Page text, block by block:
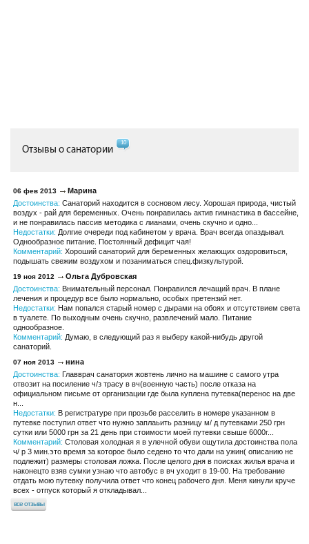
Отзывы о санатории
10
06 фев 2013
Марина
Достоинства: Санаторий находится в сосновом лесу. Хорошая природа, чистый
воздух - рай для беременных. Очень понравилась актив гимнастика в бассейне,
и не понравилась пассив методика с лианами, очень скучно и одно...
Недостатки: Долгие очереди под кабинетом у врача. Врач всегда опаздывал.
Однообразное питание. Постоянный дефицит чая!
Комментарий: Хороший санаторий для беременных желающих оздоровиться,
подышать свежим воздухом и позаниматься спец.физкультурой.
19 ноя 2012
Ольга Дубровская
Достоинства: Внимательный персонал. Понравился лечащий врач. В плане
лечения и процедур все было нормально, особых претензий нет.
Недостатки: Нам попался старый номер с дырами на обоях и отсутствием света
в туалете. По выходным очень скучно, развлечений мало. Питание
однообразное.
Комментарий: Думаю, в следующий раз я выберу какой-нибудь другой
санаторий.
07 ноя 2013
нина
Достоинства: Главврач санатория жовтень лично на машине с самого утра
отвозит на посиление ч/з трасу в вч(военную часть) после отказа на
официальном письме от организации где была куплена путевка(перенос на две
н...
Недостатки: В регистратуре при прозьбе расселить в номере указанном в
путевке поступил ответ что нужно заплаьить разницу м/ д путевками 250 грн
сутки или 5000 грн за 21 день при стоимости моей путевки свыше 6000г...
Комментарий: Столовая холодная я в улечной обуви ощутила достоинства пола
ч/ р 3 мин.это время за которое было седено то что дали на ужин( описанию не
подлежит) размеры столовая ложка. После целого дня в поисках жилья врача и
наконецто взяв сумки узнаю что автобус в вч уходит в 19-00. На требование
отдать мою путевку получила ответ что конец рабочего дня. Меня кинули круче
всех - отпуск который я откладывал...
все отзывы